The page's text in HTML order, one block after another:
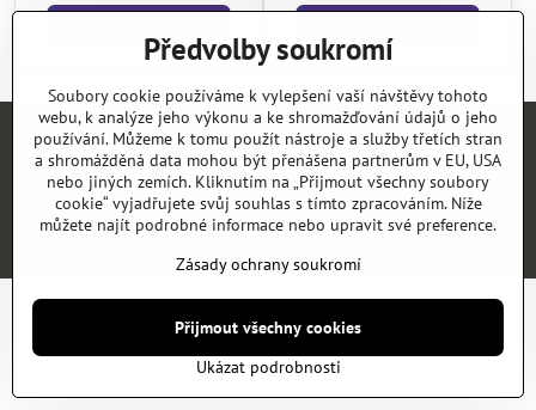
ÚvodE-SHOP KATALOGYNEWSKONTAKTREFERENCE
©2026CopyrightPředvolby soukromíZásady ochrany soukromí
Předvolby soukromí
Soubory cookie používáme k vylepšení vaší návštěvy tohoto
webu, k analýze jeho výkonu a ke shromažďování údajů o jeho
používání. Můžeme k tomu použít nástroje a služby třetích stran
a shromážděná data mohou být přenášena partnerům v EU, USA
nebo jiných zemích. Kliknutím na „Přijmout všechny soubory
cookie“ vyjadřujete svůj souhlas s tímto zpracováním. Níže
můžete najít podrobné informace nebo upravit své preference.
Zásady ochrany soukromí
Ukázat podrobnosti
Přijmout všechny cookies